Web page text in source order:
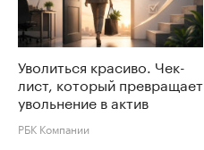
Уволиться красиво. Чек-
лист, который превращает
увольнение в актив
РБК Компании